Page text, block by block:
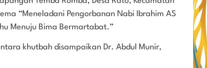
“Meneladani Pengorbanan Nabi Ibrahim AS
Menuju Bima Bermartabat.”
khutbah disampaikan Dr. Abdul Munir,